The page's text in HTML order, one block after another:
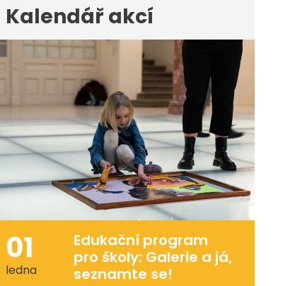
Kalendář akcí
01
ledna
Edukační program
pro školy: Galerie a já,
seznamte se!